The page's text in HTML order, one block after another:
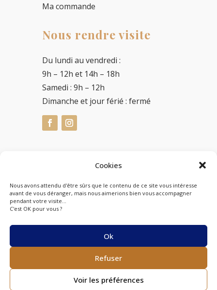
Cookies
Nous avons attendu d'être sûrs que le contenu de ce site vous intéresse
avant de vous déranger, mais nous aimerions bien vous accompagner
pendant votre visite...
C'est OK pour vous ?
Ok
Refuser
Voir les préférences
Ma commande
Nous rendre visite
Du lundi au vendredi :
9h – 12h et 14h – 18h
Samedi : 9h – 12h
Dimanche et jour férié : fermé
L’abus d’alcool est dangereux pour la santé, à
consommer avec modération.
Mentions légales et CGV
Création Boramuse